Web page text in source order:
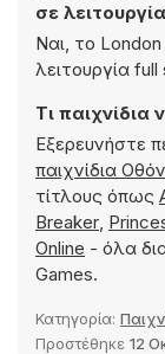
σε
Ναι, το
λειτουργία full
Τι παιχνίδια
Εξερευνήστε
παιχνίδια
τίτλους όπως
Breaker,
Online - όλα
Games.
Κατηγορία:
Προστέθηκε 12